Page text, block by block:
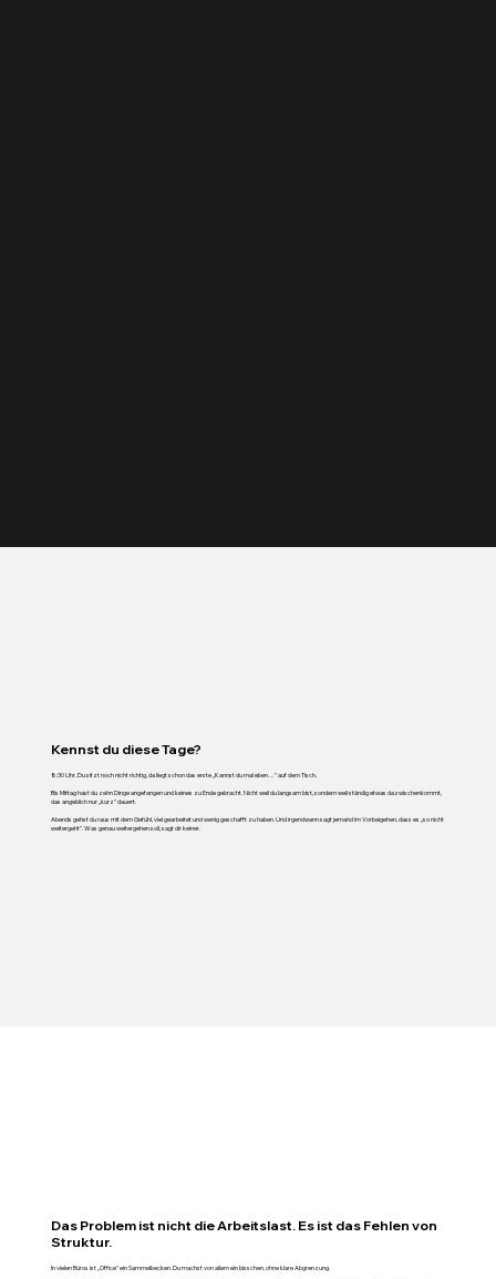
Kennst du diese Tage?
8:30 Uhr. Du sitzt noch nicht richtig, da liegt schon das erste „Kannst du mal eben…" auf dem Tisch.
Bis Mittag hast du zehn Dinge angefangen und keines zu Ende gebracht. Nicht weil du langsam bist, sondern weil ständig etwas dazwischenkommt,
das angeblich nur „kurz" dauert.
Abends gehst du raus mit dem Gefühl, viel gearbeitet und wenig geschafft zu haben. Und irgendwann sagt jemand im Vorbeigehen, dass es „so nicht
weitergeht". Was genau weitergehen soll, sagt dir keiner.
Das Problem ist nicht die Arbeitslast. Es ist das Fehlen von
Struktur.
In vielen Büros ist „Office" ein Sammelbecken. Du machst von allem ein bisschen, ohne klare Abgrenzung.